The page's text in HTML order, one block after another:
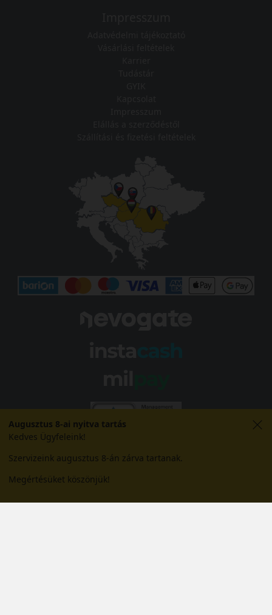
Augusztus 8-ai nyitva tartás
Kedves Ügyfeleink!
Szervizeink augusztus 8-án zárva tartanak.
Megértésüket köszönjük!